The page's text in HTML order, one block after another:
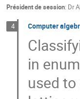
Président de session: Dr
4 Computer
in
used